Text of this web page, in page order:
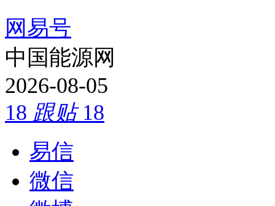
网易号
中国能源网
2026-08-05
18 跟贴18
易信
微信